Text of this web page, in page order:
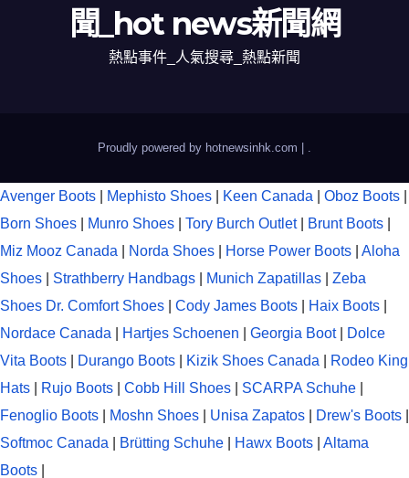
聞_hot news新聞網
熱點事件_人氣搜尋_熱點新聞
Proudly powered by hotnewsinhk.com |
Avenger Boots Mephisto Shoes Keen Canada Oboz Boots
Born Shoes
Munro Shoes Tory Burch Outlet Brunt Boots
Miz Mooz Canada
Norda Shoes Horse Power Boots
Aloha
Shoes
Strathberry Handbags Munich Zapatillas
Zeba
Shoes Dr. Comfort Shoes Cody James Boots Haix Boots
Nordace Canada
Hartjes Schoenen Georgia Boot|
Dolce
Vita Boots
Durango Boots Kizik Shoes Canada
Rodeo King
Hats
Rujo Boots Cobb Hill Shoes SCARPA Schuhe
Fenoglio Boots
Moshn Shoes Unisa Zapatos Drew's Boots
Softmoc Canada
Brütting Schuhe Hawx Boots
Altama
Boots